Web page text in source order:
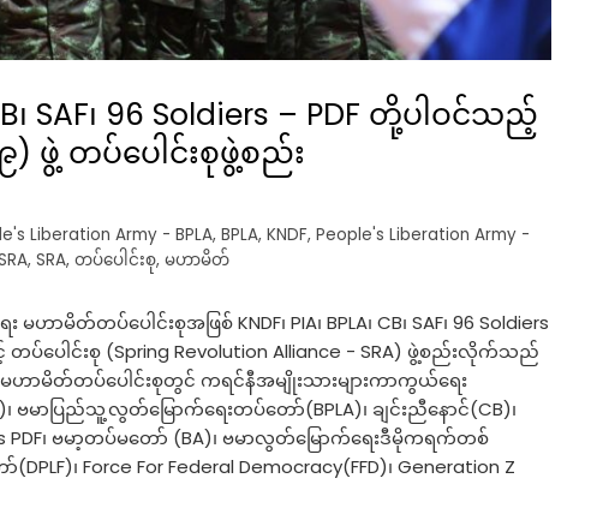
CB၊ SAF၊ 96 Soldiers – PDF တို့ပါဝင်သည့်
ဖွဲ့ တပ်ပေါင်းစုဖွဲ့စည်း
Liberation Army - BPLA, BPLA, KNDF, People's Liberation Army -
, SRA, တပ်ပေါင်းစု, မဟာမိတ်
ာမိတ်တပ်ပေါင်းစုအဖြစ် KNDF၊ PIA၊ BPLA၊ CB၊ SAF၊ 96 Soldiers
ပ်ပေါင်းစု (Spring Revolution Alliance - SRA) ဖွဲ့စည်းလိုက်သည်
ာမိတ်တပ်ပေါင်းစုတွင် ကရင်နီအမျိုးသားများကာကွယ်ရေး
မာပြည်သူ့လွတ်မြောက်ရေးတပ်တော်(BPLA)၊ ချင်းညီနောင်(CB)၊
PDF၊ ဗမာ့တပ်မတော် (BA)၊ ဗမာလွတ်မြောက်ရေးဒီမိုကရက်တစ်
၊ Force For Federal Democracy(FFD)၊ Generation Z